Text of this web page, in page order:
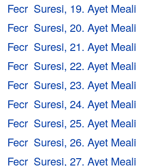
Fecr Suresi, 19. Ayet Meali
Fecr Suresi, 20. Ayet Meali
Fecr Suresi, 21. Ayet Meali
Fecr Suresi, 22. Ayet Meali
Fecr Suresi, 23. Ayet Meali
Fecr Suresi, 24. Ayet Meali
Fecr Suresi, 25. Ayet Meali
Fecr Suresi, 26. Ayet Meali
Fecr Suresi, 27. Ayet Meali